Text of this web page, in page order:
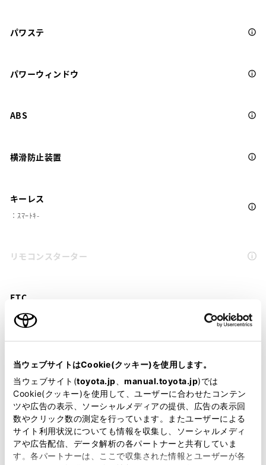
当ウェブサイトはCookie(クッキー)を使用します。
当ウェブサイト(toyota.jp manual.toyota.jp)では
Cookie(クッキー)を使用して、ユーザーに合わせたコンテン
ツや広告の表示、ソーシャルメディアの提供、広告の表示回
数やクリック数の測定を行っています。またユーザーによる
サイト利用状況についても情報を収集し、ソーシャルメディ
アや広告配信、データ解析の各パートナーと共有していま
す。各パートナーは、ここで収集された情報とユーザーが各
パワステ
パワーウィンドウ
ABS
横滑防止装置
キーレス
：ｽﾏｰﾄｷ-
リモコンスターター
ETC
※ セットアップ費用は別途申し受けます
安全装置・運転サポート
サポカー
サポカーS